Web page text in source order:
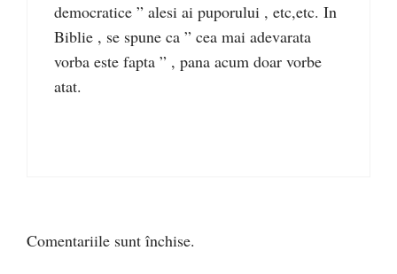
democratice ” alesi ai puporului , etc,etc. In
Biblie , se spune ca ” cea mai adevarata
vorba este fapta ” , pana acum doar vorbe
atat.
Comentariile sunt închise.